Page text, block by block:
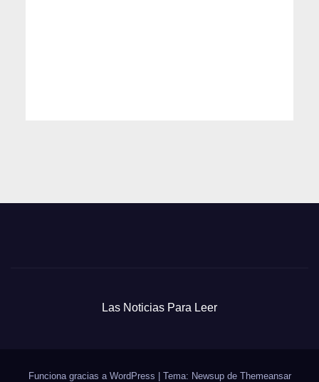
Las Noticias Para Leer
Funciona gracias a WordPress Tema: Newsup de Themeansar